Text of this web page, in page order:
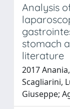
Analysis
stomach
literature
2017
Scagliarini,
Giuseppe;